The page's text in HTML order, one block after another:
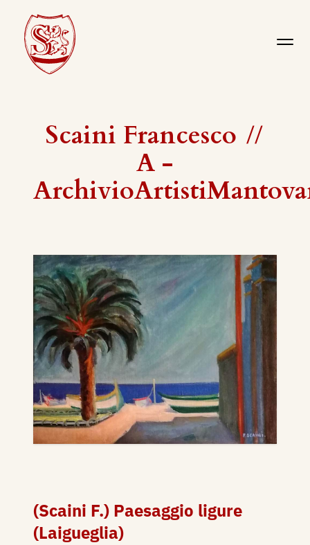
Scaini Francesco //
A -
(Scaini F.) Paesaggio ligure
(Laigueglia)